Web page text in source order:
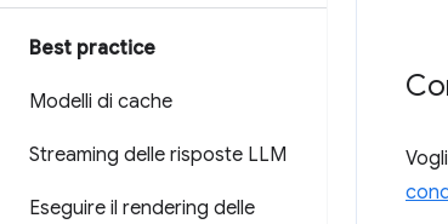
Best practice
Modelli di cache
Streaming delle risposte LLM
Eseguire il rendering delle